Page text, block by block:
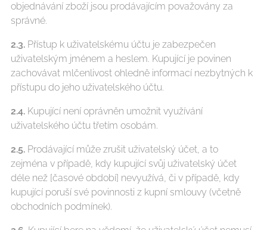
objednávání zboží jsou prodávajícím považovány za
správné.
2.3. Přístup k uživatelskému účtu je zabezpečen
uživatelským jménem a heslem. Kupující je povinen
zachovávat mlčenlivost ohledně informací nezbytných k
přístupu do jeho uživatelského účtu.
2.4. Kupující není oprávněn umožnit využívání
uživatelského účtu třetím osobám.
2.5. Prodávající může zrušit uživatelský účet, a to
zejména v případě, kdy kupující svůj uživatelský účet
déle než [časové období] nevyužívá, či v případě, kdy
kupující poruší své povinnosti z kupní smlouvy (včetně
obchodních podmínek).